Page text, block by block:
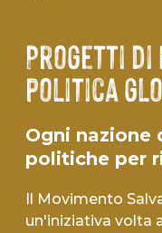
Progetti di
politica
Ogni nazione
politiche per
Il Movimento
un'iniziativa volta